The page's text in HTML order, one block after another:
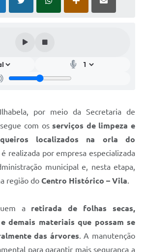
por meio da Secretaria de
com osserviços de limpeza e
localizados na orla do
é realizada por empresa especializada
municipal e, nesta etapa,
região do Centro Histórico – Vila.
a retirada de folhas secas,
demais materiais que possam se
das árvores. A manutenção
para garantir mais segurança a